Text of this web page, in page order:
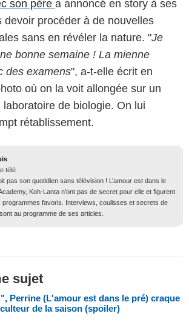
son père a annoncé en story à ses
devoir procéder à de nouvelles
sans en révéler la nature. "Je
bonne semaine ! La mienne
des examens", a-t-elle écrit en
où on la voit allongée sur un
de biologie. On lui
rétablissement.
télé
pas son quotidien sans télévision ! L’amour est dans le
Koh-Lanta n’ont pas de secret pour elle et figurent
programmes favoris. Interviews, coulisses et secrets de
au programme de ses articles.
sujet
Perrine (L'amour est dans le pré) craque
de la saison (spoiler)